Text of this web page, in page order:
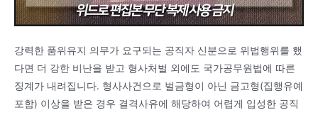
강력한 품위유지 의무가 요구되는 공직자 신분으로 위법행위를 했
다면 더 강한 비난을 받고 형사처벌 외에도 국가공무원법에 따른
징계가 내려집니다. 형사사건으로 벌금형이 아닌 금고형(집행유예
포함) 이상을 받은 경우 결격사유에 해당하여 어렵게 입성한 공직